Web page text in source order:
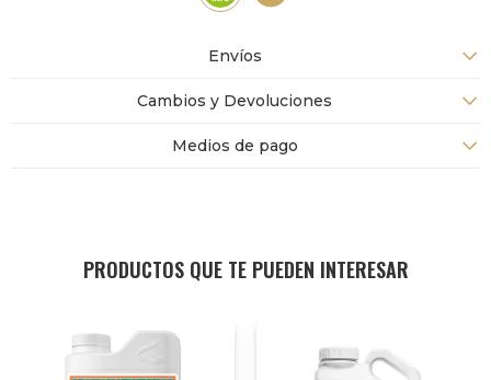
Envíos
Cambios y Devoluciones
Medios de pago
PRODUCTOS QUE TE PUEDEN INTERESAR